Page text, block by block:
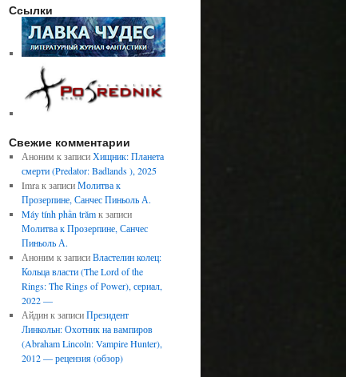
Ссылки
Свежие комментарии
Аноним к записиХищник: Планета
смерти (Predator: Badlands ), 2025
Imraк записиМолитва к
Прозерпине, Санчес Пиньоль А.
Máy tính phần trămк записи
Молитва к Прозерпине, Санчес
Пиньоль А.
Аноним к записиВластелин колец:
Кольца власти (The Lord of the
Rings: The Rings of Power), сериал,
2022 —
Айдинк записиПрезидент
Линкольн: Охотник на вампиров
(Abraham Lincoln: Vampire Hunter),
2012 — рецензия (обзор)